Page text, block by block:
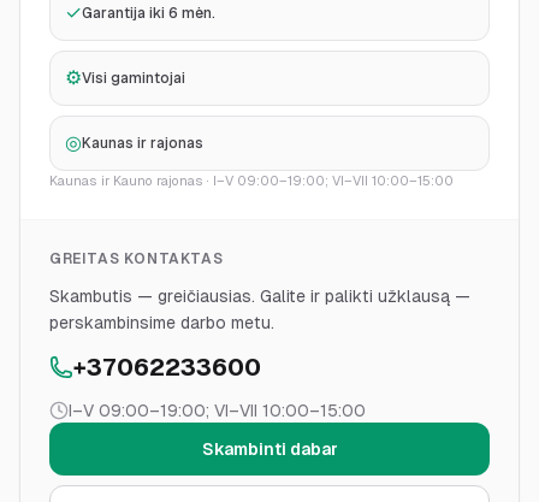
✓Garantija iki 6 mėn.
⚙Visi gamintojai
◎ Kaunas ir rajonas
Kaunas ir Kauno rajonas · I–V 09:00–19:00; VI–VII 10:00–15:00
GREITAS KONTAKTAS
Skambutis — greičiausias. Galite ir palikti užklausą —
perskambinsime darbo metu.
+37062233600
I–V 09:00–19:00; VI–VII 10:00–15:00
Skambinti dabar